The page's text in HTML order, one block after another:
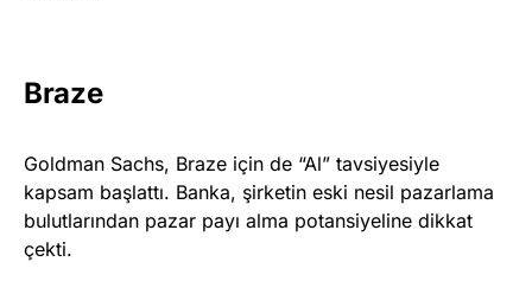
Braze
Goldman Sachs, Braze için de “Al” tavsiyesiyle
kapsam başlattı. Banka, şirketin eski nesil pazarlama
bulutlarından pazar payı alma potansiyeline dikkat
çekti.